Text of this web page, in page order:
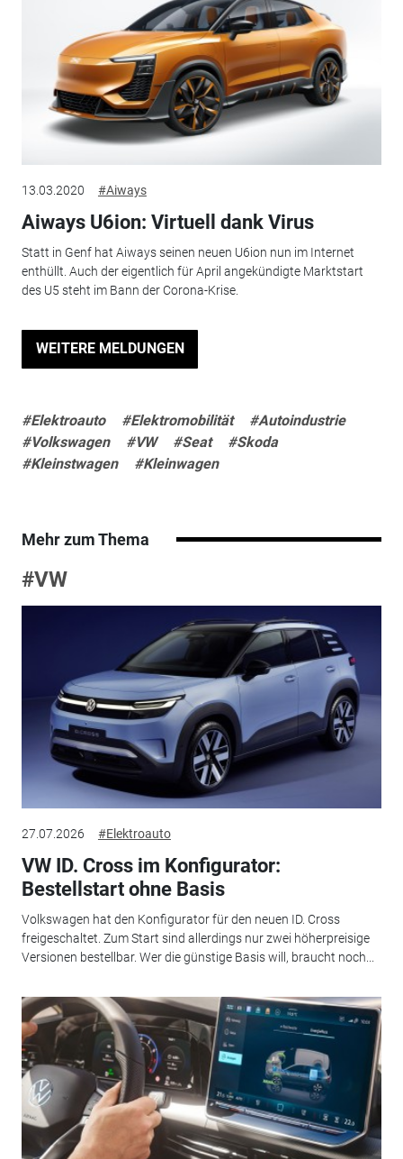
13.03.2020 #Aiways
Aiways U6ion: Virtuell dank Virus
Statt in Genf hat Aiways seinen neuen U6ion nun im Internet
enthüllt. Auch der eigentlich für April angekündigte Marktstart
des U5 steht im Bann der Corona-Krise.
WEITERE MELDUNGEN
#Elektroauto #Elektromobilität
#Autoindustrie
#Volkswagen
#VW #Seat
#Skoda
#Kleinstwagen
#Kleinwagen
Mehr zum Thema
#VW
27.07.2026 #Elektroauto
VW ID. Cross im Konfigurator:
Bestellstart ohne Basis
Volkswagen hat den Konfigurator für den neuen ID. Cross
freigeschaltet. Zum Start sind allerdings nur zwei höherpreisige
Versionen bestellbar. Wer die günstige Basis will, braucht noch...